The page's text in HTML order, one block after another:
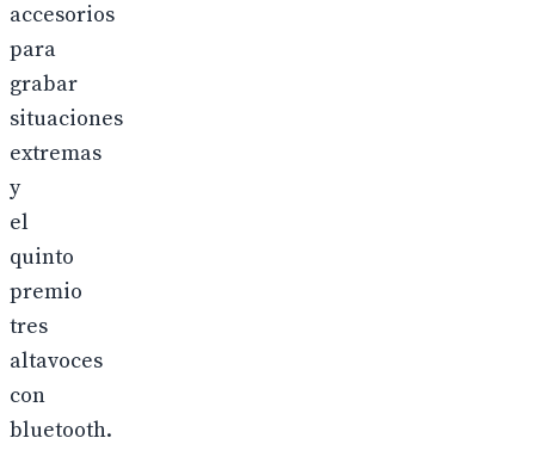
accesorios
para
grabar
situaciones
extremas
y
el
quinto
premio
tres
altavoces
con
bluetooth.